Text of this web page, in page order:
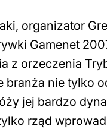
organizator
Gamenet
z orzeczenia
branża nie tylko
jej bardzo
rząd